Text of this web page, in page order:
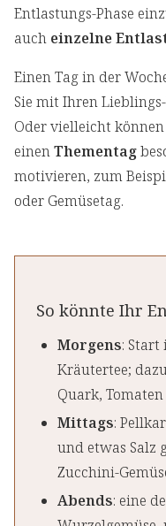
Entlastungs-Phase
auch einzelne
Einen Tag in der
Sie mit Ihren
Oder vielleicht
einenThementag
motivieren, zum
oder Gemüsetag.
So könnte Ihr
Morgens:
Kräutertee;
Quark,
Mittags:
und etwas Salz
Zucchini-
Abends: eine